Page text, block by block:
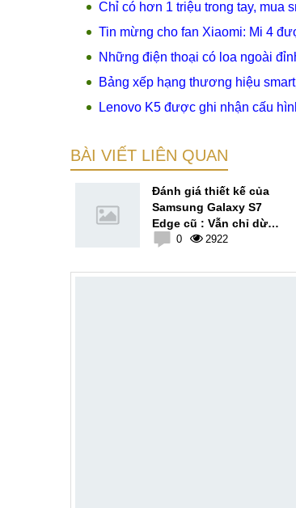
Chỉ có hơn 1 triệu trong tay, mua
Tin mừng cho fan Xiaomi: Mi 4
Những điện thoại có loa ngoài
Bảng xếp hạng thương hiệu
Lenovo K5 được ghi nhận cấu
BÀI VIẾT LIÊN QUAN
Đánh giá thiết kế của
Samsung Galaxy S7
Edge cũ : Vẫn chỉ dừng
lại ở sự an toàn
0 2922